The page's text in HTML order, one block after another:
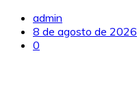
admin
8 de agosto de 2026
0